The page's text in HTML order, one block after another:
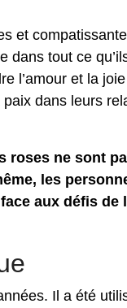
et
dans tout ce
l’amour et la joie
dans leurs
roses ne sont
les
aux défis de
Il a été